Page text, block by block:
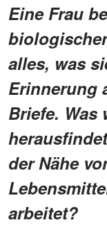
Eine Frau
alles, was
Erinnerung
Briefe. Was
der Nähe
arbeitet?